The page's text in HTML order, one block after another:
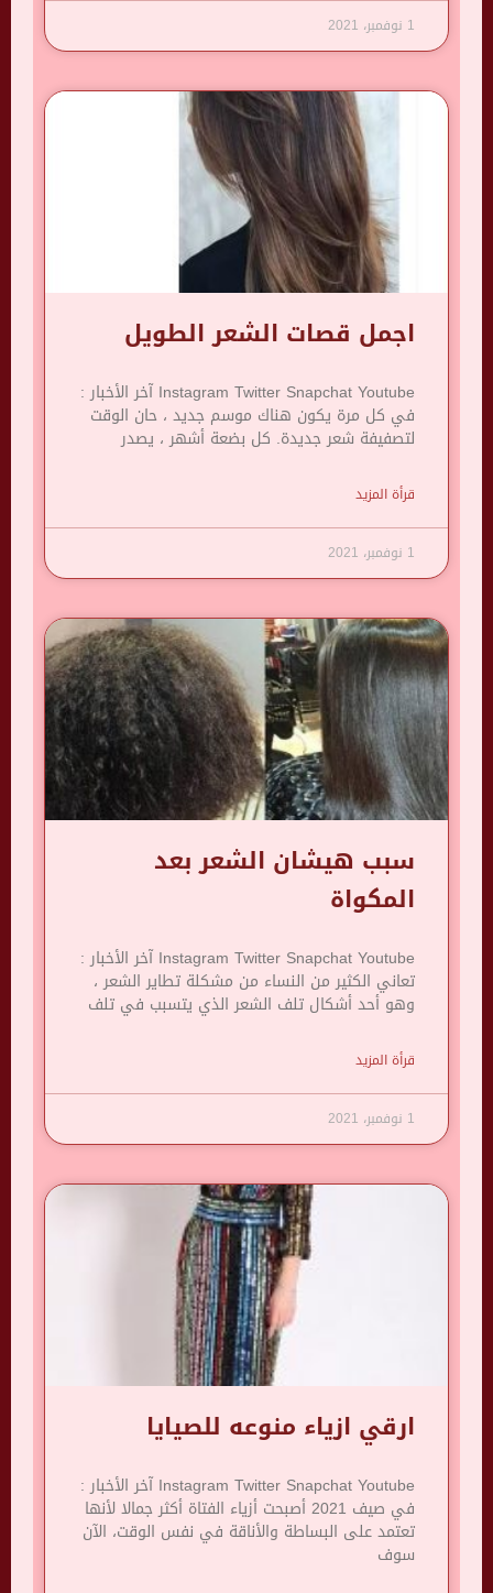
1 نوفمبر، 2021
اجمل قصات الشعر الطويل
Instagram Twitter Snapchat Youtube آخر الأخبار :
في كل مرة يكون هناك موسم جديد ، حان الوقت
لتصفيفة شعر جديدة. كل بضعة أشهر ، يصدر
قرأة المزيد
1 نوفمبر، 2021
سبب هيشان الشعر بعد
المكواة
Instagram Twitter Snapchat Youtube آخر الأخبار :
تعاني الكثير من النساء من مشكلة تطاير الشعر ،
وهو أحد أشكال تلف الشعر الذي يتسبب في تلف
قرأة المزيد
1 نوفمبر، 2021
ارقي ازياء منوعه للصيايا
Instagram Twitter Snapchat Youtube آخر الأخبار :
في صيف 2021 أصبحت أزياء الفتاة أكثر جمالا لأنها
تعتمد على البساطة والأناقة في نفس الوقت، الآن
سوف